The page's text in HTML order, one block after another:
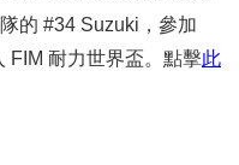
的 #34 Suzuki，參加
FIM 耐力世界盃。點擊此